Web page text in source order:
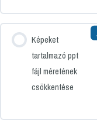
Képeket
tartalmazó ppt
fájl méretének
csökkentése